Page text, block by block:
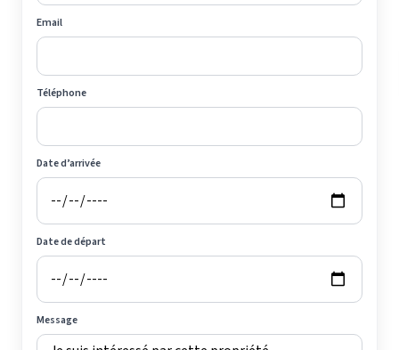
Email
Téléphone
Date d’arrivée
Date de départ
Message